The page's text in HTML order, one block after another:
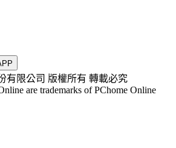
有限公司 版權所有 轉載必究
are trademarks of PChome Online